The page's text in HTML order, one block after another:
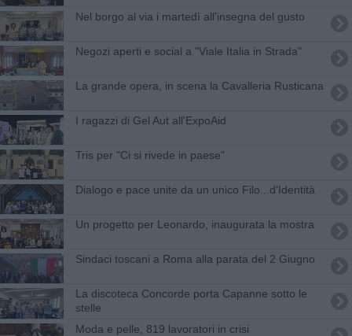
Nel borgo al via i martedì all'insegna del gusto
Negozi aperti e social a "Viale Italia in Strada"
La grande opera, in scena la Cavalleria Rusticana
​I ragazzi di Gel Aut all'ExpoAid
Tris per "Ci si rivede in paese"
Dialogo e pace unite da un unico Filo...d'Identità
Un progetto per Leonardo, inaugurata la mostra
Sindaci toscani a Roma alla parata del 2 Giugno
La discoteca Concorde porta Capanne sotto le
stelle
Moda e pelle, 819 lavoratori in crisi